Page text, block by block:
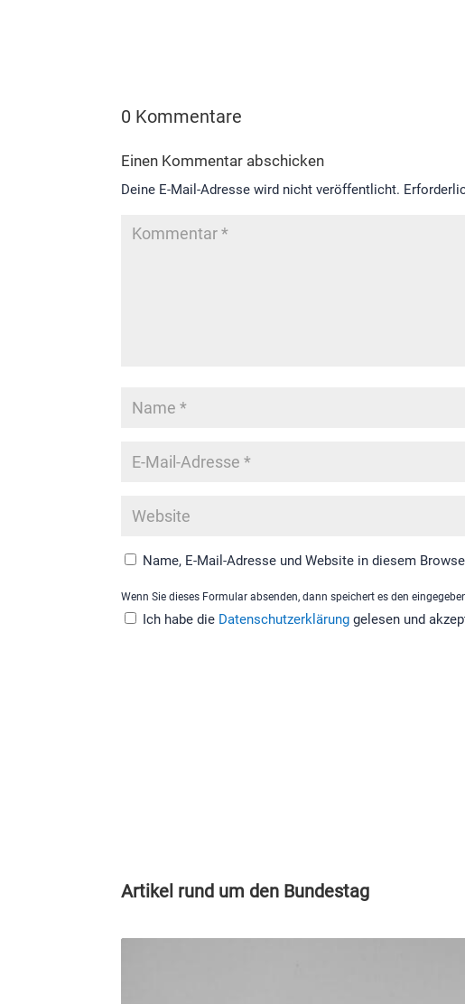
0 Kommentare
Einen Kommentar abschicken
Deine E-Mail-Adresse wird nicht veröffentlicht.
Name, E-Mail-Adresse und Website in diesem
Wenn Sie dieses Formular absenden, dann speichert es den
Ich habe die Datenschutzerklärunggelesen und
Artikel rund um den Bundestag